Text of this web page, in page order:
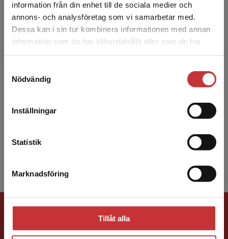
information från din enhet till de sociala medier och
annons- och analysföretag som vi samarbetar med.
Dessa kan i sin tur kombinera informationen med annan
information som du har tillhandahållit eller som de har
Nödvändig
Inställningar
Statistik
Marknadsföring
Tillåt alla
Det verkar som att du besöker
studentlitteratur.se via en enhet utanför Sverige.
Vi erbjuder inte leveranser utanför Sverige. För
att kunna slutföra ett köp måste
Institutionen för rättsvetenskap,
etablerad forskare med gedige...
Förlagskontakt